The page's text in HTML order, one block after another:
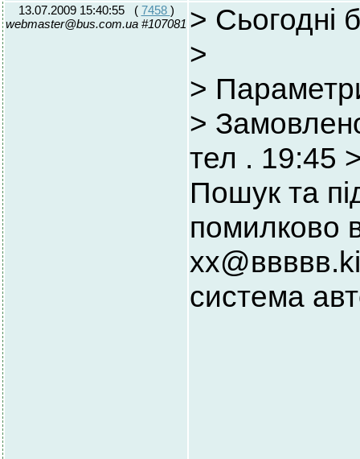
13.07.2009 15:40:55 ( 7458 )
webmaster@bus.com.ua #107081 > Сьогодні
>
>
>
тел . 19:45
Пошук та
помилково
система